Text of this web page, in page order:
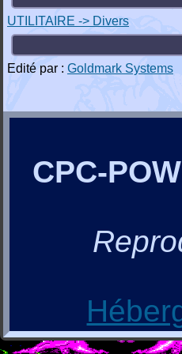
UTILITAIRE -> Divers
Edité par : Goldmark Systems
CPC-